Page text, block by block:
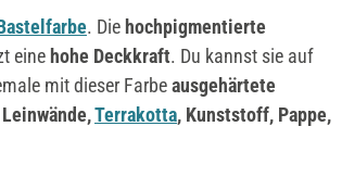
. Diehochpigmentierte
einehohe Deckkraft. Du kannst sie auf
mit dieser Farbeausgehärtete
Terrakotta, Kunststoff, Pappe,